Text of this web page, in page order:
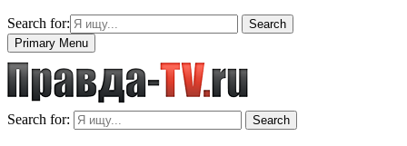
Search for:
Search
Primary Menu
Search for: Search